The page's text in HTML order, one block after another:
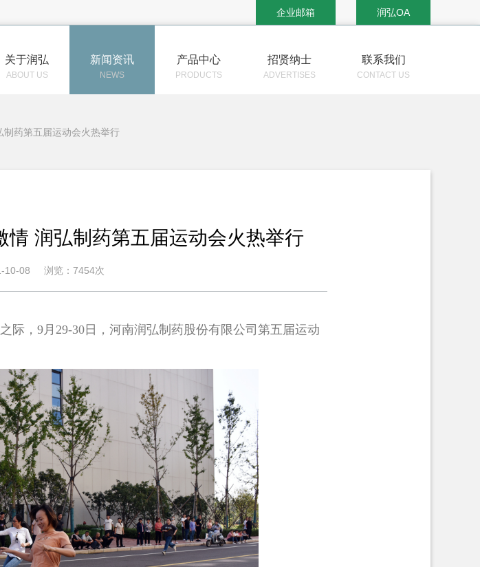
润弘OA
企业邮箱
关于润弘
ABOUT US
新闻资讯
NEWS
产品中心
PRODUCTS
招贤纳士
ADVERTISES
联系我们
CONTACT US
药第五届运动会火热举行
润弘制药第五届运动会火热举行
10-08 浏览：7454次
际，9月29-30日，河南润弘制药股份有限公司第五届运动